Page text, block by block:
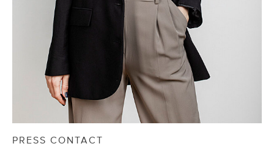
PRESS CONTACT